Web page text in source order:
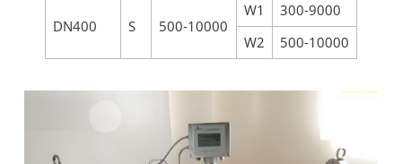
DN400 S 500-10000
W1
300-9000
W2
500-10000